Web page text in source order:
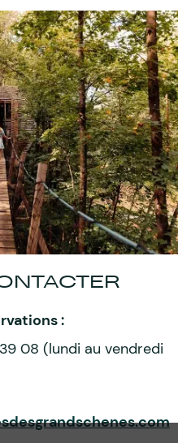
:
08 (lundi au vendredi